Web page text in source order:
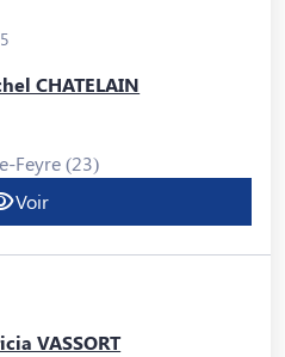
CHATELAIN
Feyre (23)
Voir
VASSORT